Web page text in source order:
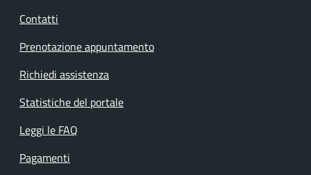
Contatti
Prenotazione appuntamento
Richiedi assistenza
Statistiche del portale
Leggi le FAQ
Pagamenti